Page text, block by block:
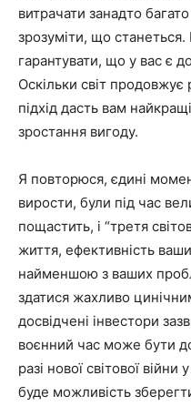
витрачати занадто
зрозуміти, що станеться.
гарантувати, що у вас є
Оскільки світ продовжує
підхід дасть вам
зростання вигоду.
Я повторюся, єдині
вирости, були під час
пощастить, і “третя
життя, ефективність
найменшою з ваших
здатися жахливо
досвідчені інвестори
воєнний час може бути
разі нової світової
буде можливість